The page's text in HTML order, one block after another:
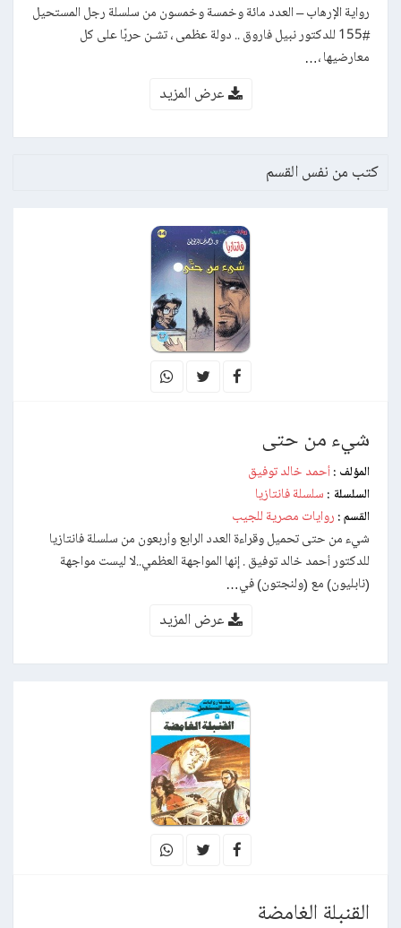
رواية الإرهاب – العدد مائة وخمسة وخمسون من سلسلة رجل المستحيل
#155 للدكتور نبيل فاروق .. دولة عظمى ، تشـن حربًا على كل
معارضيها ،…
عرض المزيد
كتب من نفس القسم
شيء من حتى
المؤلف : أحمد خالد توفيق
السلسلة : سلسلة فانتازيا
القسم : روايات مصرية للجيب
شيء من حتى تحميل وقراءة العدد الرابع وأربعون من سلسلة فانتازيا
للدكتور أحمد خالد توفيق . إنها المواجهة العظمي..لا ليست مواجهة
(نابليون) مع (ولنجتون) في…
عرض المزيد
القنبلة الغامضة